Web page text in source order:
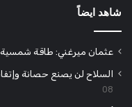
شاهد ايضاً
عثمان ميرغني: طاقة شمسية..
السلاح لن يصنع حصانة
08